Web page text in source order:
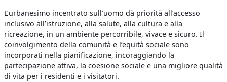
L’urbanesimo incentrato sull’uomo dà priorità all’accesso
inclusivo all’istruzione, alla salute, alla cultura e alla
ricreazione, in un ambiente percorribile, vivace e sicuro. Il
coinvolgimento della comunità e l’equità sociale sono
incorporati nella pianificazione, incoraggiando la
partecipazione attiva, la coesione sociale e una migliore qualità
di vita per i residenti e i visitatori.